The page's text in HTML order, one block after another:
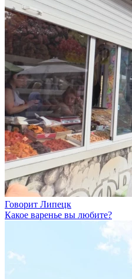
Говорит Липецк
Какое варенье вы любите?